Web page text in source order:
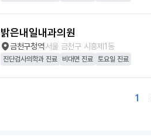
밝은내일내과의원
금천구청역서울 금천구 시흥제1동
진단검사의학과 진료 비대면 진료 토요일 진료
1